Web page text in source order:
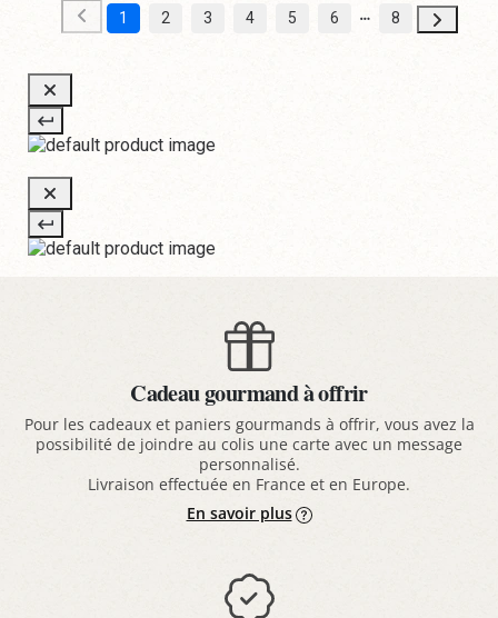
1 2 3 4 5 6 8
Cadeau gourmand à offrir
Pour les cadeaux et paniers gourmands à offrir, vous avez la
possibilité de joindre au colis une carte avec un message
personnalisé.
Livraison effectuée en France et en Europe.
En savoir plus